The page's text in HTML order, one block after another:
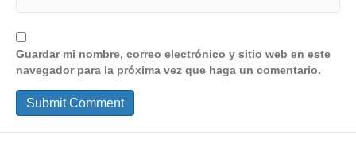
Guardar mi nombre, correo electrónico y sitio web en este
navegador para la próxima vez que haga un comentario.